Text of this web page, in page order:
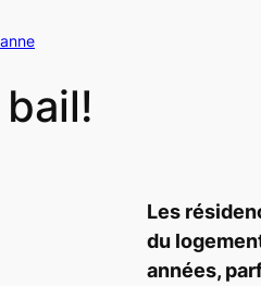
Les
du
années,